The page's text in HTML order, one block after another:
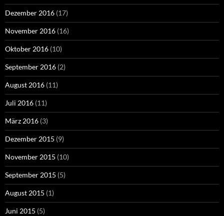
Dezember 2016 (17)
November 2016 (16)
Oktober 2016 (10)
September 2016 (2)
August 2016 (11)
Juli 2016 (11)
März 2016 (3)
Dezember 2015 (9)
November 2015 (10)
September 2015 (5)
August 2015 (1)
Juni 2015 (5)